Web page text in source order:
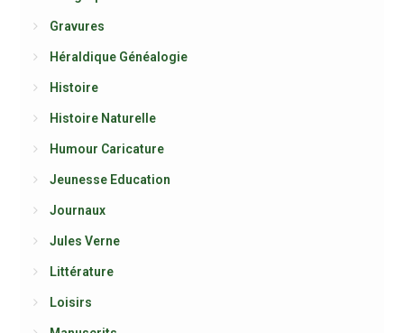
Gravures
Héraldique Généalogie
Histoire
Histoire Naturelle
Humour Caricature
Jeunesse Education
Journaux
Jules Verne
Littérature
Loisirs